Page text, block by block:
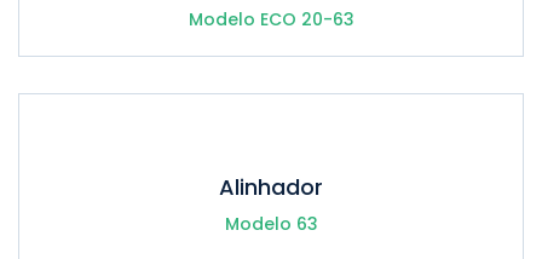
Modelo ECO 20-63
Alinhador
Modelo 63